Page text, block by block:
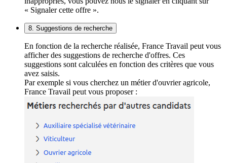
« Signaler cette offre ».
8. Suggestions de recherche
En fonction de la recherche réalisée, France Travail peut vous
afficher des suggestions de recherche d'offres. Ces
suggestions sont calculées en fonction des critères que vous
avez saisis.
Par exemple si vous cherchez un métier d'ouvrier agricole,
France Travail peut vous proposer :